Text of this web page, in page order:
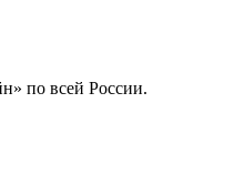
по всей России.